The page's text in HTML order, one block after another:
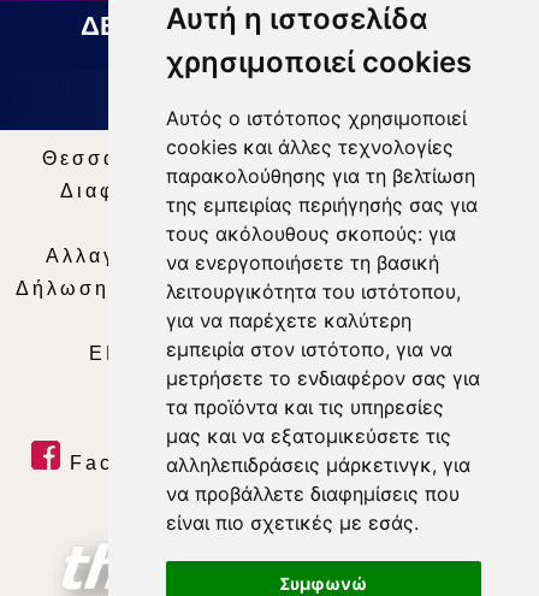
Αυτή η ιστοσελίδα
χρησιμοποιεί cookies
Αυτός ο ιστότοπος χρησιμοποιεί
cookies και άλλες τεχνολογίες
παρακολούθησης για τη βελτίωση
της εμπειρίας περιήγησής σας για
τους ακόλουθους σκοπούς: για
να ενεργοποιήσετε τη βασική
λειτουργικότητα του ιστότοπου,
για να παρέχετε καλύτερη
εμπειρία στον ιστότοπο, για να
μετρήσετε το ενδιαφέρον σας για
τα προϊόντα και τις υπηρεσίες
μας και να εξατομικεύσετε τις
αλληλεπιδράσεις μάρκετινγκ, για
να προβάλλετε διαφημίσεις που
είναι πιο σχετικές με εσάς.
Συμφωνώ
ΔΕΛΤΙΟ ΕΙΔΗΣΕΩΝ 06 08 2026
Θεσσαλία Τηλεόραση|SNG Services
Διαφήμιση | Όροι Χρήσης |Δήλωση
Απορρήτου |
Περιεχόμενο
Αλλαγή Προτιμήσεων για τα Cookies
Δήλωση συμμόρφωσης με τη σύσταση (ΕΕ)
2018/334|Ταυτότητα
ΕΝΗΜΕΡΩΣΗ |WEB TV| LIVE
Facebook| Twitter | Youtube
RSS Feed